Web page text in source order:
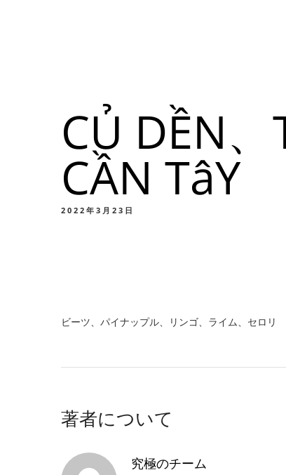
メニ
カスタム
CỦ DỀN
CẦN TâY
2022年3月23日
ビーツ、パイナップル、リンゴ、ライム、セロリ
著者について
究極のチーム